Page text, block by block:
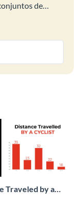
de
potente motor
su
Traveled by a